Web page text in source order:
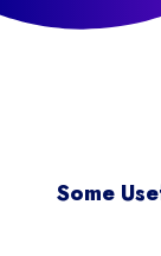
Some